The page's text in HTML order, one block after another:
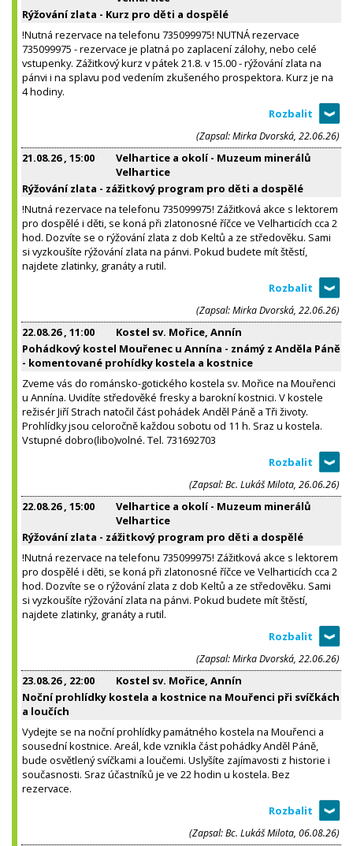
Rýžování zlata - Kurz pro děti a dospělé
!Nutná rezervace na telefonu 735099975! NUTNÁ rezervace
735099975 - rezervace je platná po zaplacení zálohy, nebo celé
vstupenky. Zážitkový kurz v pátek 21.8. v 15.00 - rýžování zlata na
pánvi i na splavu pod vedením zkušeného prospektora. Kurz je na
4 hodiny.
(Zapsal: Mirka Dvorská, 22.06.26)
21.08.26, 15:00
Velhartice a okolí - Muzeum minerálů
Velhartice
Rýžování zlata - zážitkový program pro děti a dospělé
!Nutná rezervace na telefonu 735099975! Zážitková akce s lektorem
pro dospělé i děti, se koná při zlatonosné říčce ve Velharticích cca 2
hod. Dozvíte se o rýžování zlata z dob Keltů a ze středověku. Sami
si vyzkoušíte rýžování zlata na pánvi. Pokud budete mít štěstí,
najdete zlatinky, granáty a rutil.
(Zapsal: Mirka Dvorská, 22.06.26)
22.08.26, 11:00
Kostel sv. Mořice, Annín
Pohádkový kostel Mouřenec u Annína - známý z Anděla Páně
- komentované prohídky kostela a kostnice
Zveme vás do románsko-gotického kostela sv. Mořice na Mouřenci
u Annína. Uvidíte středověké fresky a barokní kostnici. V kostele
režisér Jiří Strach natočil část pohádek Anděl Páně a Tři životy.
Prohlídky jsou celoročně každou sobotu od 11 h. Sraz u kostela.
Vstupné dobro(libo)volné. Tel. 731692703
(Zapsal: Bc. Lukáš Milota, 26.06.26)
22.08.26, 15:00
Velhartice a okolí - Muzeum minerálů
Velhartice
Rýžování zlata - zážitkový program pro děti a dospělé
!Nutná rezervace na telefonu 735099975! Zážitková akce s lektorem
pro dospělé i děti, se koná při zlatonosné říčce ve Velharticích cca 2
hod. Dozvíte se o rýžování zlata z dob Keltů a ze středověku. Sami
si vyzkoušíte rýžování zlata na pánvi. Pokud budete mít štěstí,
najdete zlatinky, granáty a rutil.
(Zapsal: Mirka Dvorská, 22.06.26)
23.08.26, 22:00
Kostel sv. Mořice, Annín
Noční prohlídky kostela a kostnice na Mouřenci při svíčkách
a loučích
Vydejte se na noční prohlídky památného kostela na Mouřenci a
sousední kostnice. Areál, kde vznikla část pohádky Anděl Páně,
bude osvětlený svíčkami a loučemi. Uslyšíte zajímavosti z historie i
současnosti. Sraz účastníků je ve 22 hodin u kostela. Bez
rezervace.
(Zapsal: Bc. Lukáš Milota, 06.08.26)